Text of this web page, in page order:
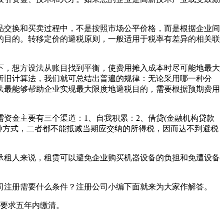
换和买卖过程中，不是按照市场公平价格，而是根据企业间
的。转移定价的避税原则，一般适用于税率有差异的相关联
想方设法从账目找到平衡，使费用摊入成本时尽可能地最大
计算法，我们就可总结出普遍的规律：无论采用哪一种分
能够帮助企业实现最大限度地避税目的，需要根据预期费用
金主要有三个渠道：1、自我积累：2、借贷(金融机构贷款
式，二者都不能抵减当期应交纳的所得税，因而达不到避税
人来说，租赁可以避免企业购买机器设备的负担和免遭设备
册需要什么条件？注册公司小编下面就来为大家作解答。
求五年内缴清。